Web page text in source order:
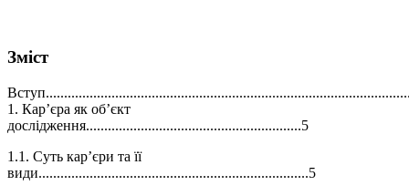
Зміст
1. Кар’єра як об’єкт
дослідження...........................................................5
1.1. Суть кар’єри та її
види..........................................................................5